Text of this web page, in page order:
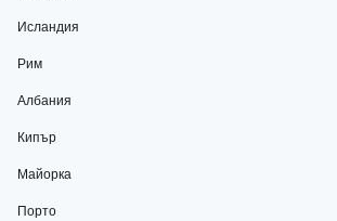
Исландия
Рим
Албания
Кипър
Майорка
Порто